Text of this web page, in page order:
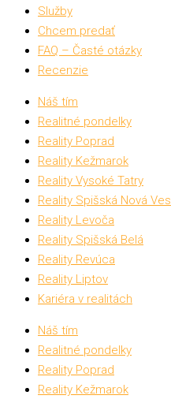
Služby
Chcem predať
FAQ – Časté otázky
Recenzie
Náš tím
Realitné pondelky
Reality Poprad
Reality Kežmarok
Reality Vysoké Tatry
Reality Spišská Nová Ves
Reality Levoča
Reality Spišská Belá
Reality Revúca
Reality Liptov
Kariéra v realitách
Náš tím
Realitné pondelky
Reality Poprad
Reality Kežmarok